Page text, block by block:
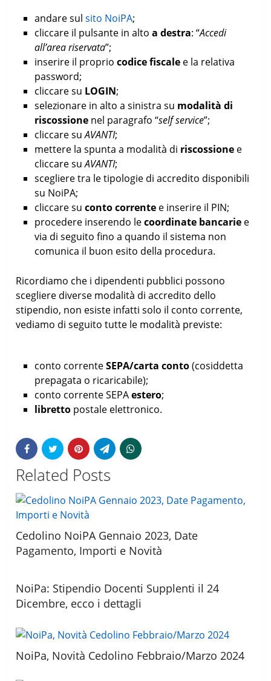
andare sul sito NoiPA;
cliccare il pulsante in alto a destra: “Accedi
all’area riservata”;
inserire il proprio codice fiscalee la relativa
password;
cliccare su LOGIN;
selezionare in alto a sinistra su modalità di
riscossionenel paragrafo “self service”;
cliccare suAVANTI;
mettere la spunta a modalità di riscossionee
cliccare suAVANTI;
scegliere tra le tipologie di accredito disponibili
su NoiPA;
cliccare su conto correntee inserire il PIN;
procedere inserendo lecoordinate bancariee
via di seguito fino a quando il sistema non
comunica il buon esito della procedura.
Ricordiamo che i dipendenti pubblici possono
scegliere diverse modalità di accredito dello
stipendio, non esiste infatti solo il conto corrente,
vediamo di seguito tutte le modalità previste:
conto correnteSEPA/carta conto(cosiddetta
prepagata o ricaricabile);
conto corrente SEPAestero;
librettopostale elettronico.
Related Posts
Cedolino NoiPA Gennaio 2023, Date
Pagamento, Importi e Novità
NoiPa: Stipendio Docenti Supplenti il 24
Dicembre, ecco i dettagli
NoiPa, Novità Cedolino Febbraio/Marzo 2024